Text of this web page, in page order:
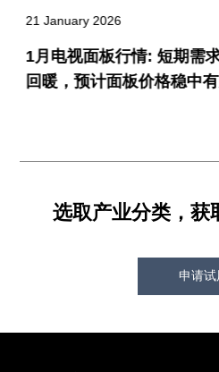
21 January 2026
1月电视面板行情: 短期需
回暖，预计面板价格稳中
选取产业分类，获
申请试